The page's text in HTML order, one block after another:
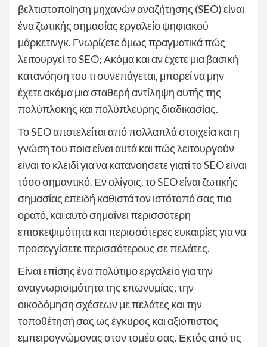
βελτιστοποίηση μηχανών αναζήτησης (SEO) είναι
ένα ζωτικής σημασίας εργαλείο ψηφιακού
μάρκετινγκ. Γνωρίζετε όμως πραγματικά πώς
λειτουργεί το SEO; Ακόμα και αν έχετε μια βασική
κατανόηση του τι συνεπάγεται, μπορεί να μην
έχετε ακόμα μια σταθερή αντίληψη αυτής της
πολύπλοκης και πολύπλευρης διαδικασίας.
Το SEO αποτελείται από πολλαπλά στοιχεία και η
γνώση του ποια είναι αυτά και πώς λειτουργούν
είναι το κλειδί για να κατανοήσετε γιατί το SEO είναι
τόσο σημαντικό. Εν ολίγοις, το SEO είναι ζωτικής
σημασίας επειδή καθιστά τον ιστότοπό σας πιο
ορατό, και αυτό σημαίνει περισσότερη
επισκεψιμότητα και περισσότερες ευκαιρίες για να
προσεγγίσετε περισσότερους σε πελάτες.
Είναι επίσης ένα πολύτιμο εργαλείο για την
αναγνωρισιμότητα της επωνυμίας, την
οικοδόμηση σχέσεων με πελάτες και την
τοποθέτησή σας ως έγκυρος και αξιόπιστος
εμπειρογνώμονας στον τομέα σας. Εκτός από τις